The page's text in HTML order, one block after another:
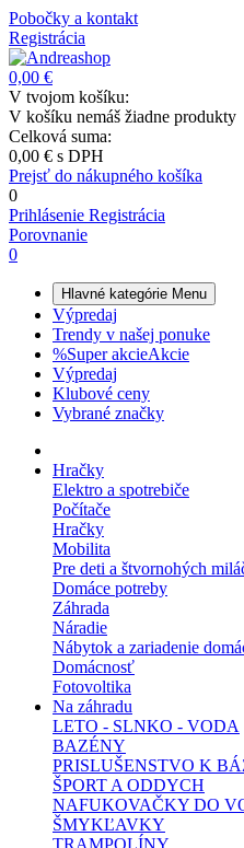
Pobočky a kontakt
Registrácia
0,00 €
V tvojom košíku:
V košíku nemáš žiadne produkty
Celková suma:
0,00 € s DPH
Prejsť do nákupného košíka
0
Prihlásenie Registrácia
Porovnanie
0
Hlavné kategórie Menu
Výpredaj
Trendy v našej ponuke
%Super akcieAkcie
Výpredaj
Klubové ceny
Vybrané značky
Hračky
Elektro a spotrebiče
Počítače
Hračky
Mobilita
Pre deti a štvornohých
Domáce potreby
Záhrada
Náradie
Nábytok a zariadenie
Domácnosť
Fotovoltika
Na záhradu
LETO - SLNKO - VODA
BAZÉNY
PRISLUŠENSTVO K
ŠPORT A ODDYCH
NAFUKOVAČKY DO
ŠMYKĽAVKY
TRAMPOLÍNY